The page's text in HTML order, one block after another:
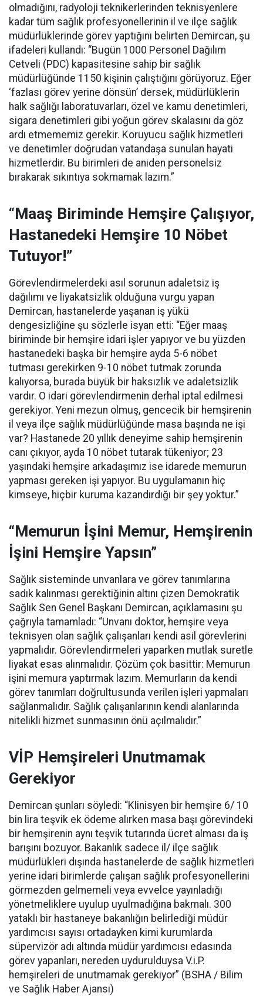
olmadığını, radyoloji teknikerlerinden teknisyenlere
kadar tüm sağlık profesyonellerinin il ve ilçe sağlık
müdürlüklerinde görev yaptığını belirten Demircan, şu
ifadeleri kullandı: “Bugün 1000 Personel Dağılım
Cetveli (PDC) kapasitesine sahip bir sağlık
müdürlüğünde 1150 kişinin çalıştığını görüyoruz. Eğer
‘fazlası görev yerine dönsün’ dersek, müdürlüklerin
halk sağlığı laboratuvarları, özel ve kamu denetimleri,
sigara denetimleri gibi yoğun görev skalasını da göz
ardı etmememiz gerekir. Koruyucu sağlık hizmetleri
ve denetimler doğrudan vatandaşa sunulan hayati
hizmetlerdir. Bu birimleri de aniden personelsiz
bırakarak sıkıntıya sokmamak lazım.”
“Maaş Biriminde Hemşire Çalışıyor,
Hastanedeki Hemşire 10 Nöbet
Tutuyor!”
Görevlendirmelerdeki asıl sorunun adaletsiz iş
dağılımı ve liyakatsizlik olduğuna vurgu yapan
Demircan, hastanelerde yaşanan iş yükü
dengesizliğine şu sözlerle isyan etti: “Eğer maaş
biriminde bir hemşire idari işler yapıyor ve bu yüzden
hastanedeki başka bir hemşire ayda 5-6 nöbet
tutması gerekirken 9-10 nöbet tutmak zorunda
kalıyorsa, burada büyük bir haksızlık ve adaletsizlik
vardır. O idari görevlendirmenin derhal iptal edilmesi
gerekiyor. Yeni mezun olmuş, gencecik bir hemşirenin
il veya ilçe sağlık müdürlüğünde masa başında ne işi
var? Hastanede 20 yıllık deneyime sahip hemşirenin
canı çıkıyor, ayda 10 nöbet tutarak tükeniyor; 23
yaşındaki hemşire arkadaşımız ise idarede memurun
yapması gereken işi yapıyor. Bu uygulamanın hiç
kimseye, hiçbir kuruma kazandırdığı bir şey yoktur.”
“Memurun İşini Memur, Hemşirenin
İşini Hemşire Yapsın”
Sağlık sisteminde unvanlara ve görev tanımlarına
sadık kalınması gerektiğinin altını çizen Demokratik
Sağlık Sen Genel Başkanı Demircan, açıklamasını şu
çağrıyla tamamladı: “Unvanı doktor, hemşire veya
teknisyen olan sağlık çalışanları kendi asil görevlerini
yapmalıdır. Görevlendirmeleri yaparken mutlak suretle
liyakat esas alınmalıdır. Çözüm çok basittir: Memurun
işini memura yaptırmak lazım. Memurların da kendi
görev tanımları doğrultusunda verilen işleri yapmaları
sağlanmalıdır. Sağlık çalışanlarının kendi alanlarında
nitelikli hizmet sunmasının önü açılmalıdır.”
VİP Hemşireleri Unutmamak
Gerekiyor
Demircan şunları söyledi: “Klinisyen bir hemşire 6/ 10
bin lira teşvik ek ödeme alırken masa başı görevindeki
bir hemşirenin aynı teşvik tutarında ücret alması da iş
barışını bozuyor. Bakanlık sadece il/ ilçe sağlık
müdürlükleri dışında hastanelerde de sağlık hizmetleri
yerine idari birimlerde çalışan sağlık profesyonellerini
görmezden gelmemeli veya evvelce yayınladığı
yönetmeliklere uyulup uyulmadığına bakmalı. 300
yataklı bir hastaneye bakanlığın belirlediği müdür
yardımcısı sayısı ortadayken kimi kurumlarda
süpervizör adı altında müdür yardımcısı edasında
görev yapanları, nereden uydurulduysa V.i.P.
hemşireleri de unutmamak gerekiyor” (BSHA / Bilim
ve Sağlık Haber Ajansı)